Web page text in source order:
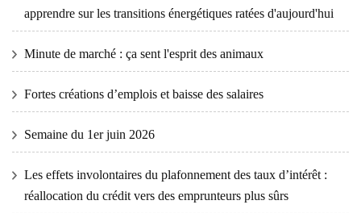
apprendre sur les transitions énergétiques ratées d'aujourd'hui
Minute de marché : ça sent l'esprit des animaux
Fortes créations d’emplois et baisse des salaires
Semaine du 1er juin 2026
Les effets involontaires du plafonnement des taux d’intérêt :
réallocation du crédit vers des emprunteurs plus sûrs